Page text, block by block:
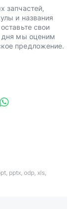
запчастей,
и названия
свои
дня мы оценим
предложение.
pptx, odp, xls,